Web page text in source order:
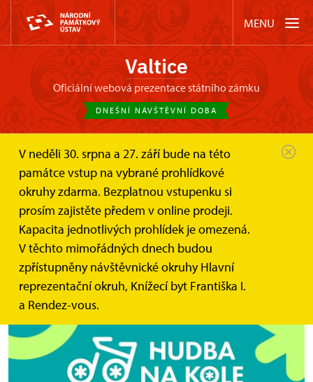
MENU
Valtice
oficiální webová prezentace státního zámku
DNEŠNÍ NÁVŠTĚVNÍ DOBA
V neděli 30. srpna a 27. září bude na této
památce vstup na vybrané prohlídkové
okruhy zdarma. Bezplatnou vstupenku si
prosím zajistěte předem v online prodeji.
Kapacita jednotlivých prohlídek je omezená.
V těchto mimořádných dnech budou
zpřístupněny návštěvnické okruhy Hlavní
reprezentační okruh, Knížecí byt Františka I.
a Rendez-vous.
Zámek Valtice
Akce
Hudba na kole v Lednicko-valtickém...
Hudba na kole v Lednicko-
valtickém areálu